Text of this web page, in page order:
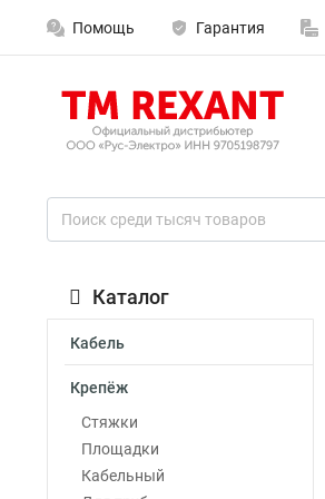
Помощь Гарантия
Каталог
Кабель
Крепёж
Стяжки
Площадки
Кабельный